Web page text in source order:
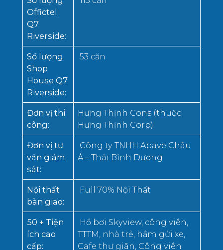
Offictel
Q7
Riverside:
Số lượng
Shop
House Q7
Riverside:
53 căn
Đơn vị thi
công:
Hưng Thịnh Cons (thuộc
Hưng Thịnh Corp)
Đơn vị tư
vấn giám
sát:
Công ty TNHH Apave Châu
Á – Thái Bình Dương
Nội thất
bàn giao:
Full 70% Nội Thất
50 + Tiện
ích cao
cấp:
Hồ bơi Skyview, công viên,
TTTM, nhà trẻ, hầm gửi xe,
Cafe thư giãn, Công viên